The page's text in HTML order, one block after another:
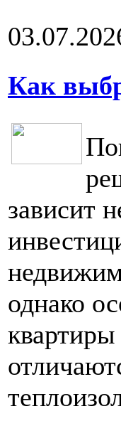
Как
зависит
однако